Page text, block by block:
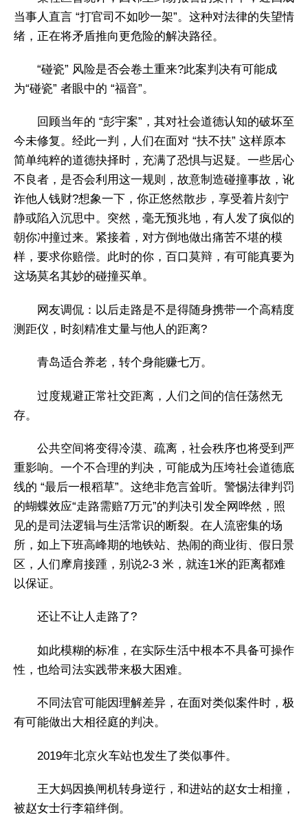
当事人直言 “打官司不如吵一架”。这种对法律的失望情
绪，正在将矛盾推向更危险的解决路径。
“碰瓷” 风险是否会卷土重来?此案判决有可能成
为“碰瓷” 者眼中的 “福音”。
回顾当年的 “彭宇案”，其对社会道德认知的破坏至
今未修复。经此一判，人们在面对 “扶不扶” 这样原本
简单纯粹的道德抉择时，充满了恐惧与迟疑。一些居心
不良者，是否会利用这一规则，故意制造碰撞事故，讹
诈他人钱财?想象一下，你正悠然散步，享受着片刻宁
静或陷入沉思中。突然，毫无预兆地，有人发了疯似的
朝你冲撞过来。紧接着，对方倒地做出痛苦不堪的模
样，要求你赔偿。此时的你，百口莫辩，有可能真要为
这场莫名其妙的碰撞买单。
网友调侃：以后走路是不是得随身携带一个高精度
测距仪，时刻精准丈量与他人的距离?
青岛适合养老，转个身能赚七万。
过度规避正常社交距离，人们之间的信任荡然无
存。
公共空间将变得冷漠、疏离，社会秩序也将受到严
重影响。一个不合理的判决，可能成为压垮社会道德底
线的 “最后一根稻草”。这绝非危言耸听。警惕法律判罚
的蝴蝶效应“走路需赔7万元”的判决引发全网哗然，照
见的是司法逻辑与生活常识的断裂。在人流密集的场
所，如上下班高峰期的地铁站、热闹的商业街、假日景
区，人们摩肩接踵，别说2-3 米，就连1米的距离都难
以保证。
还让不让人走路了?
如此模糊的标准，在实际生活中根本不具备可操作
性，也给司法实践带来极大困难。
不同法官可能因理解差异，在面对类似案件时，极
有可能做出大相径庭的判决。
2019年北京火车站也发生了类似事件。
王大妈因换闸机转身逆行，和进站的赵女士相撞，
被赵女士行李箱绊倒。